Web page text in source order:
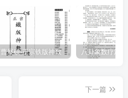
曹展硕-正宗铁版神数
下一篇